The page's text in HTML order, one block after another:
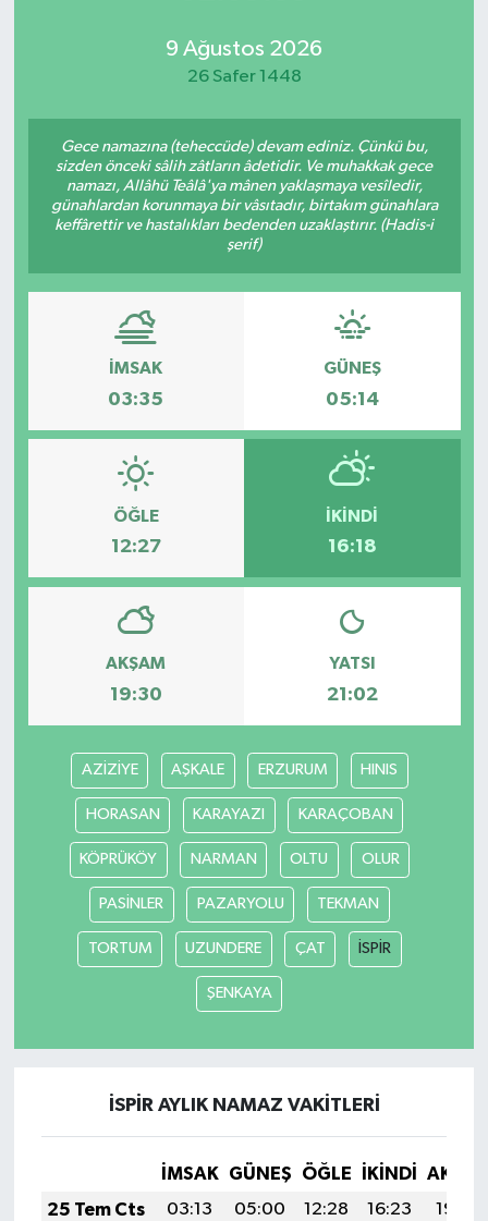
9 Ağustos 2026
26 Safer 1448
Gece namazına (teheccüde) devam ediniz. Çünkü bu,
sizden önceki sâlih zâtların âdetidir. Ve muhakkak gece
namazı, Allâhü Teâlâ'ya mânen yaklaşmaya vesîledir,
günahlardan korunmaya bir vâsıtadır, birtakım günahlara
keffârettir ve hastalıkları bedenden uzaklaştırır. (Hadis-i
şerif)
İMSAK
03:35
GÜNEŞ
05:14
ÖĞLE
12:27
İKINDI
16:18
AKŞAM
19:30
YATSI
21:02
AZİZİYE AŞKALE ERZURUM HINIS
HORASAN KARAYAZI KARAÇOBAN
KÖPRÜKÖY NARMAN OLTU OLUR
PASİNLER PAZARYOLU TEKMAN
TORTUM UZUNDERE ÇAT İSPİR
ŞENKAYA
İSPİR AYLIK NAMAZ VAKITLERI
İMSAK GÜNEŞ ÖĞLE İKINDI
25 Tem Cts
03:13 05:00 12:28 16:23
19:46
Yaşam